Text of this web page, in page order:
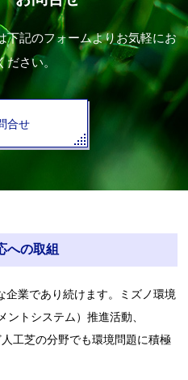
下記のフォームよりお気軽にお
ださい。
合せ
への取組
企業であり続けます。ミズノ環境
トシステム）推進活動、
工芝の分野でも環境問題に積極